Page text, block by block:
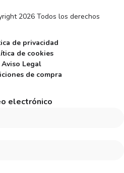
2026 Todos los derechos
de privacidad
de cookies
Aviso Legal
de compra
electrónico